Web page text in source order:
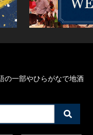
の一部やひらがなで地酒
検
索